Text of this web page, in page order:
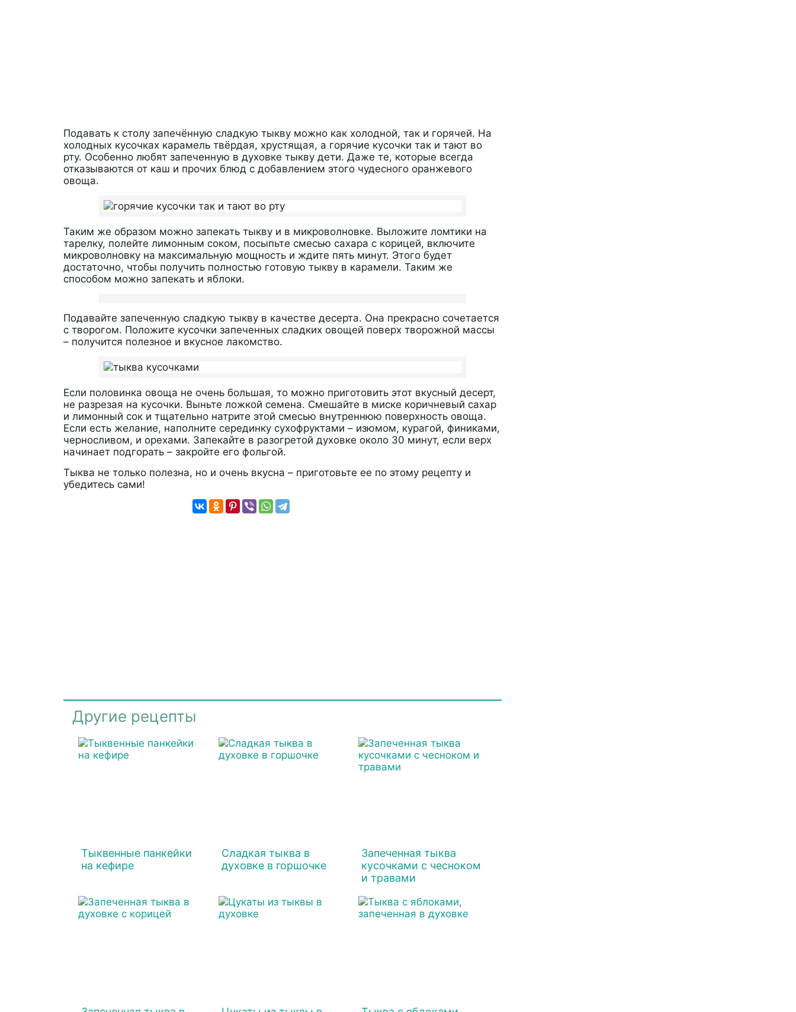
Подавать к столу запечённую сладкую тыкву можно как холодной, так и горячей. На
холодных кусочках карамель твёрдая, хрустящая, а горячие кусочки так и тают во
рту. Особенно любят запеченную в духовке тыкву дети. Даже те, которые всегда
отказываются от каш и прочих блюд с добавлением этого чудесного оранжевого
овоща.
Таким же образом можно запекать тыкву и в микроволновке. Выложите ломтики на
тарелку, полейте лимонным соком, посыпьте смесью сахара с корицей, включите
микроволновку на максимальную мощность и ждите пять минут. Этого будет
достаточно, чтобы получить полностью готовую тыкву в карамели. Таким же
способом можно запекать и яблоки.
Подавайте запеченную сладкую тыкву в качестве десерта. Она прекрасно сочетается
с творогом. Положите кусочки запеченных сладких овощей поверх творожной массы
– получится полезное и вкусное лакомство.
Если половинка овоща не очень большая, то можно приготовить этот вкусный десерт,
не разрезая на кусочки. Выньте ложкой семена. Смешайте в миске коричневый сахар
и лимонный сок и тщательно натрите этой смесью внутреннюю поверхность овоща.
Если есть желание, наполните серединку сухофруктами – изюмом, курагой, финиками,
черносливом, и орехами. Запекайте в разогретой духовке около 30 минут, если верх
начинает подгорать – закройте его фольгой.
Тыква не только полезна, но и очень вкусна – приготовьте ее по этому рецепту и
убедитесь сами!
Другие рецепты
Тыквенные панкейки
на кефире
Сладкая тыква в
духовке в горшочке
Запеченная тыква
кусочками с чесноком
и травами